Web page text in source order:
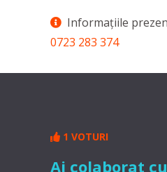
Informaţiile
0723 283 374
1 VOTURI
Ai colaborat